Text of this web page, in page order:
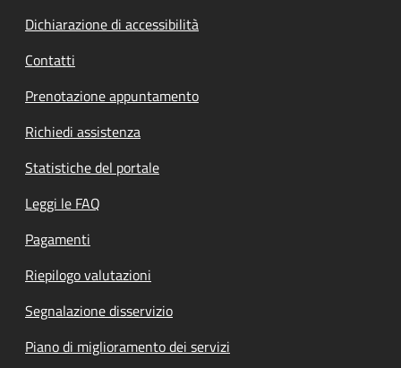
Dichiarazione di accessibilità
Contatti
Prenotazione appuntamento
Richiedi assistenza
Statistiche del portale
Leggi le FAQ
Pagamenti
Riepilogo valutazioni
Segnalazione disservizio
Piano di miglioramento dei servizi